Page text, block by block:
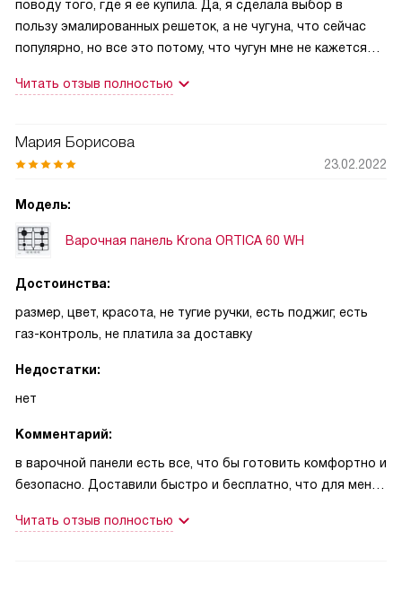
поводу того, где я ее купила. Да, я сделала выбор в
пользу эмалированных решеток, а не чугуна, что сейчас
популярно, но все это потому, что чугун мне не кажется
впечатляют
Читать отзыв полностью
Мария Борисова
23.02.2022
Модель:
Варочная панель Krona ORTICA 60 WH
Достоинства:
размер, цвет, красота, не тугие ручки, есть поджиг, есть
газ-контроль, не платила за доставку
Недостатки:
нет
Комментарий:
в варочной панели есть все, что бы готовить комфортно и
безопасно. Доставили быстро и бесплатно, что для меня
сложилось приятное впечатление, я думаю, что если
Читать отзыв полностью